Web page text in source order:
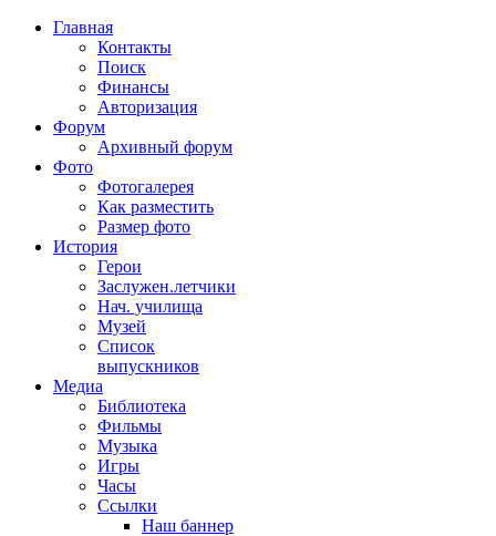
Главная
Контакты
Поиск
Финансы
Авторизация
Форум
Архивный форум
Фото
Фотогалерея
Как разместить
Размер фото
История
Герои
Заслужен.летчики
Нач. училища
Музей
Список
выпускников
Медиа
Библиотека
Фильмы
Музыка
Игры
Часы
Ссылки
Наш баннер